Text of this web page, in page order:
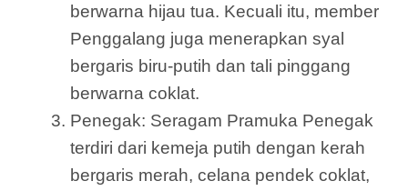
berwarna hijau tua. Kecuali itu, member
Penggalang juga menerapkan syal
bergaris biru-putih dan tali pinggang
berwarna coklat.
Penegak: Seragam Pramuka Penegak
terdiri dari kemeja putih dengan kerah
bergaris merah, celana pendek coklat,